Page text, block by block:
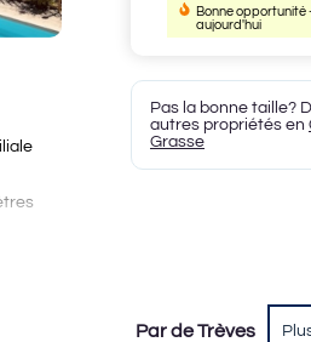
Bonne opportunité
aujourd'hui
Pas la bonne taille?
autres propriétés en
Grasse
Par de Trèves